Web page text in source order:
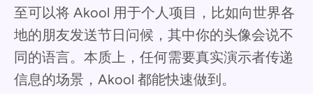
至可以将 Akool 用于个人项目，比如向世界各
地的朋友发送节日问候，其中你的头像会说不
同的语言。本质上，任何需要真实演示者传递
信息的场景，Akool 都能快速做到。